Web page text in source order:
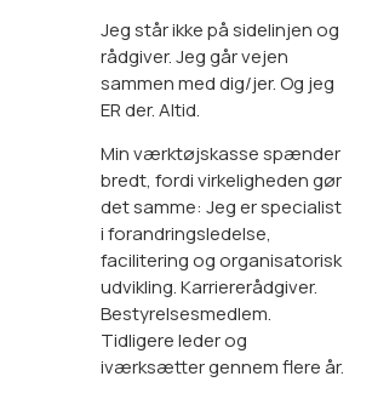
Jeg står ikke på sidelinjen og
rådgiver. Jeg går vejen
sammen med dig/jer. Og jeg
ER der. Altid.
Min værktøjskasse spænder
bredt, fordi virkeligheden gør
det samme: Jeg er specialist
i forandringsledelse,
facilitering og organisatorisk
udvikling. Karriererådgiver.
Bestyrelsesmedlem.
Tidligere leder og
iværksætter gennem flere år.